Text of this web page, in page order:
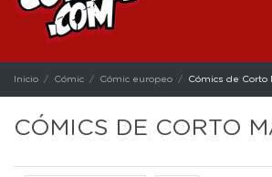
Inicio Cómic Cómic europeo Cómics de Corto
CÓMICS DE CORTO